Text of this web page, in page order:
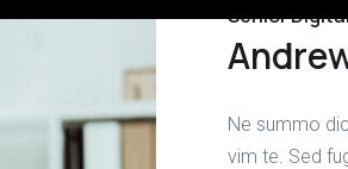
Senior
Ne summo
vim te. Sed